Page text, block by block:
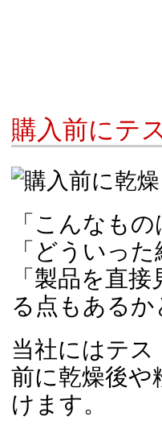
購入前にテ
「こんなも
「どういっ
「製品を直
る点もある
当社にはテ
前に乾燥後や
けます。